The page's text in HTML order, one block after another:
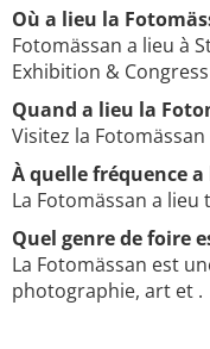
Où a lieu la
Fotomässan a lieu à
Exhibition &
Quand a lieu la
Visitez la Fotomässan
À quelle fréquence
La Fotomässan a lieu
Quel genre de foire
La Fotomässan est
photographie, art et .